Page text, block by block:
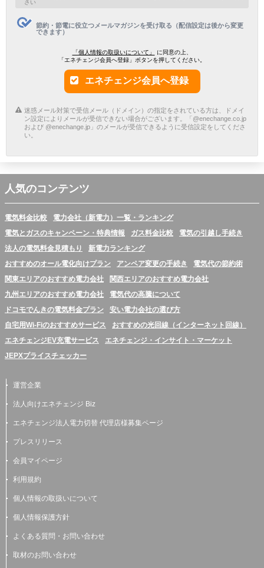
さい
節約・節電に役立つメールマガジンを受け取る（配信設定は後から変更
できます）
「個人情報の取扱いについて」
に同意の上、
「エネチェンジ会員へ登録」ボタンを押してください。
エネチェンジ会員へ登録
迷惑メール対策で受信メール（ドメイン）の指定をされている方は、ドメイ
ン設定によりメールが受信できない場合がございます。「@enechange.co.jp
および @enechange.jp」のメールが受信できるように受信設定をしてくださ
い。
人気のコンテンツ
電気料金比較
電力会社（新電力）一覧・ランキング
電気とガスのキャンペーン・特典情報
ガス料金比較
電気の引越し手続き
法人の電気料金見積もり
新電力ランキング
おすすめのオール電化向けプラン
アンペア変更の手続き
電気代の節約術
関東エリアのおすすめ電力会社
関西エリアのおすすめ電力会社
九州エリアのおすすめ電力会社
電気代の高騰について
ドコモでんきの電気料金プラン
安い電力会社の選び方
自宅用Wi-Fiのおすすめサービス
おすすめの光回線（インターネット回線）
エネチェンジEV充電サービス
エネチェンジ・インサイト・マーケット
JEPXプライスチェッカー
運営企業
法人向けエネチェンジ Biz
エネチェンジ法人電力切替 代理店様募集ページ
プレスリリース
会員マイページ
利用規約
個人情報の取扱いについて
個人情報保護方針
よくある質問・お問い合わせ
取材のお問い合わせ